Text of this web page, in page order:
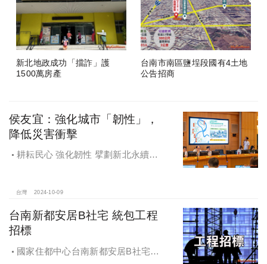
新北地政成功「擋詐」護
1500萬房產
台南市南區鹽埕段國有4土地
公告招商
侯友宜：強化城市「韌性」，
降低災害衝擊
耕耘民心 強化韌性 擘劃新北永續宜
台灣 2024-10-09
台南新都安居B社宅 統包工程
招標
國家住都中心台南新都安居B社宅